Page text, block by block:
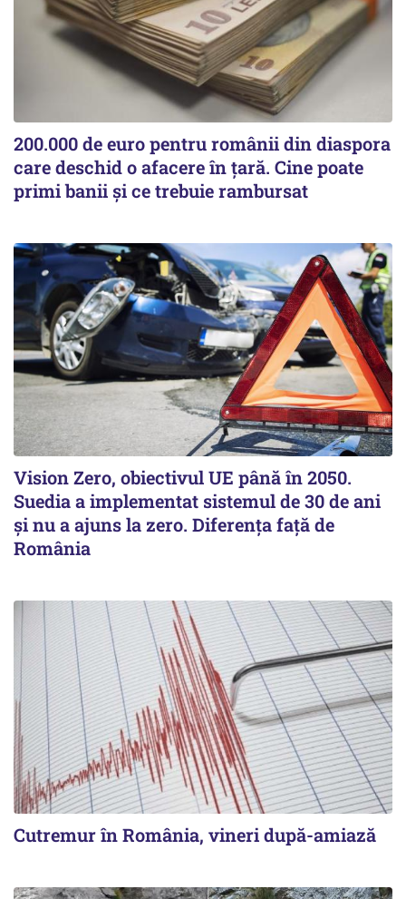
200.000 de euro pentru românii din diaspora
care deschid o afacere în țară. Cine poate
primi banii și ce trebuie rambursat
Vision Zero, obiectivul UE până în 2050.
Suedia a implementat sistemul de 30 de ani
şi nu a ajuns la zero. Diferenţa faţă de
România
Cutremur în România, vineri după-amiază